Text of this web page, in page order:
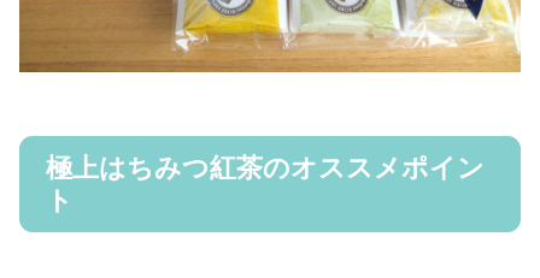
極上はちみつ紅茶のオススメポイン
ト